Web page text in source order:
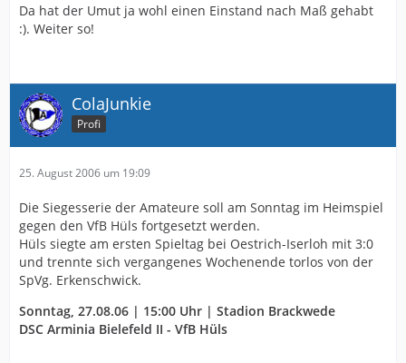
Da hat der Umut ja wohl einen Einstand nach Maß gehabt
:). Weiter so!
ColaJunkie
Profi
25. August 2006 um 19:09
Die Siegesserie der Amateure soll am Sonntag im Heimspiel
gegen den VfB Hüls fortgesetzt werden.
Hüls siegte am ersten Spieltag bei Oestrich-Iserloh mit 3:0
und trennte sich vergangenes Wochenende torlos von der
SpVg. Erkenschwick.
Sonntag, 27.08.06 | 15:00 Uhr | Stadion Brackwede
DSC Arminia Bielefeld II - VfB Hüls